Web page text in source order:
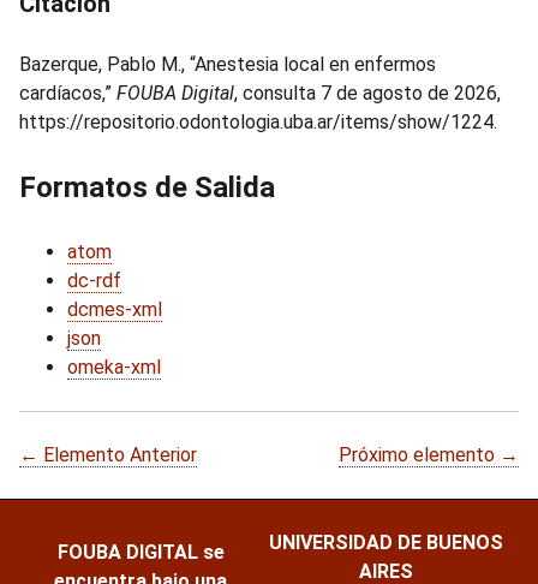
Bazerque, Pablo M., “Anestesia local en enfermos
cardíacos,” FOUBA Digital, consulta 7 de agosto de 2026,
https://repositorio.odontologia.uba.ar/items/show/1224.
Formatos de Salida
atom
dc-rdf
dcmes-xml
json
omeka-xml
← Elemento Anterior Próximo elemento →
FOUBA DIGITAL se
UNIVERSIDAD DE BUENOS
AIRES